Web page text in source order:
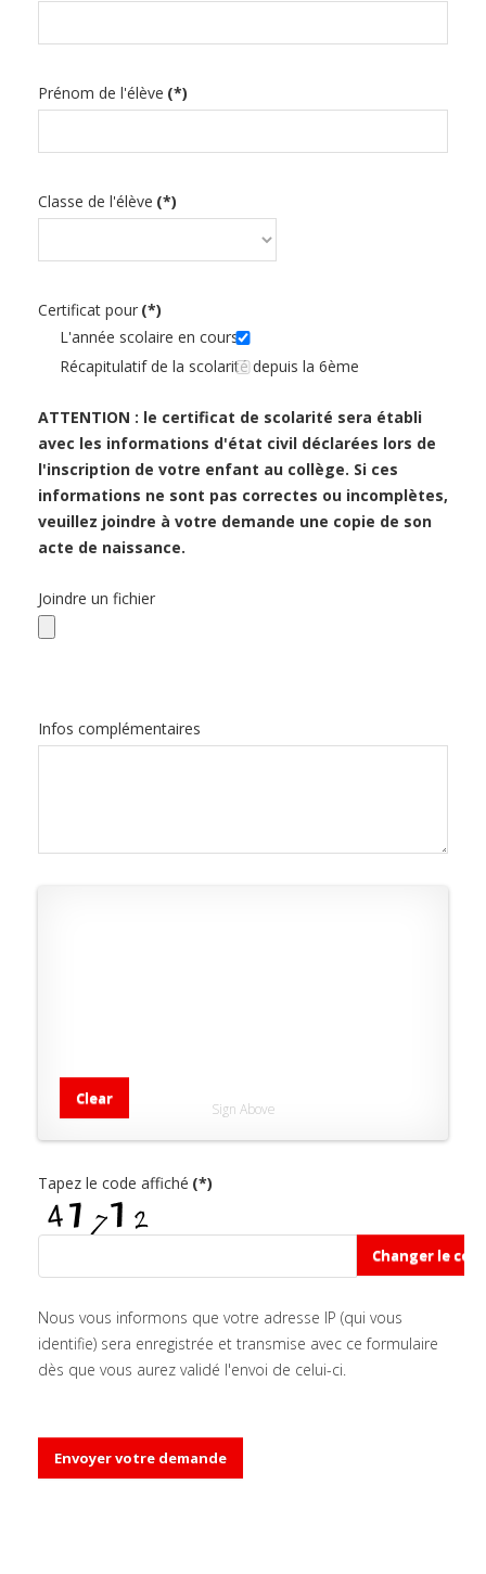
Prénom de l'élève (*)
Classe de l'élève (*)
Certificat pour (*)
L'année scolaire en cours
Récapitulatif de la scolarité depuis la 6ème
ATTENTION : le certificat de scolarité sera établi
avec les informations d'état civil déclarées lors de
l'inscription de votre enfant au collège. Si ces
informations ne sont pas correctes ou incomplètes,
veuillez joindre à votre demande une copie de son
acte de naissance.
Joindre un fichier
Infos complémentaires
Sign Above
Clear
Tapez le code affiché (*)
Changer le
Nous vous informons que votre adresse IP (qui vous
identifie) sera enregistrée et transmise avec ce formulaire
dès que vous aurez validé l'envoi de celui-ci.
Envoyer votre demande